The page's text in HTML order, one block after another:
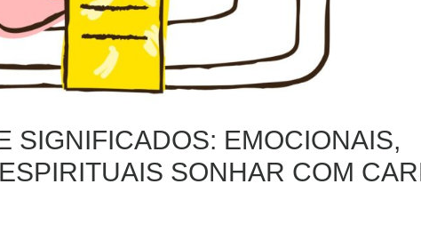
SIGNIFICADOS: EMOCIONAIS,
SONHAR COM